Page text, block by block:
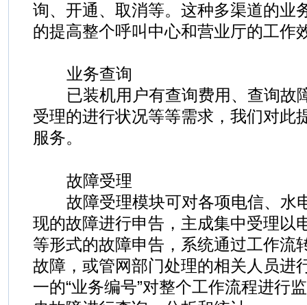
询、开通、取消等。这种多渠道的业
的提高整个呼叫中心和营业厅的工作
业务查询
已装机用户有查询费用、查询故
受理的进行状况等等需求，我们对此
服务。
故障受理
故障受理模块可对各项电信、水
现的故障进行申告，主成集中受理以
等形式的故障申告，系统通过工作流
故障，或管网部门处理的相关人员进
一的“业务编号”对整个工作流程进行